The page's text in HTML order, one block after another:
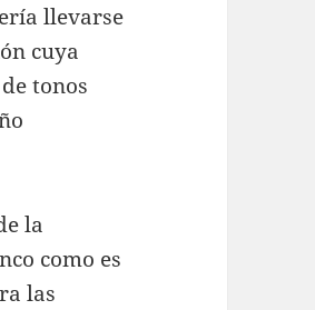
llevarse
cuya
tonos
la
como es
las